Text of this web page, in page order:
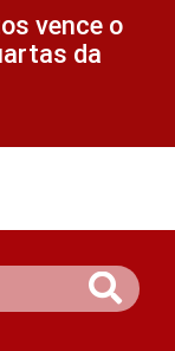
vence o
da